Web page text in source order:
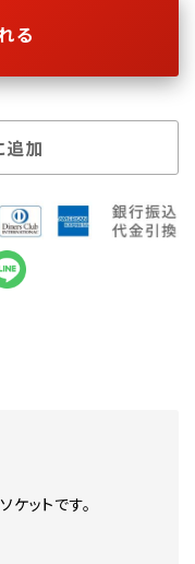
る
追加
ットです。